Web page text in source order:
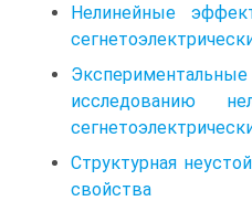
Нелинейные
исследованию
Структурная
свойства